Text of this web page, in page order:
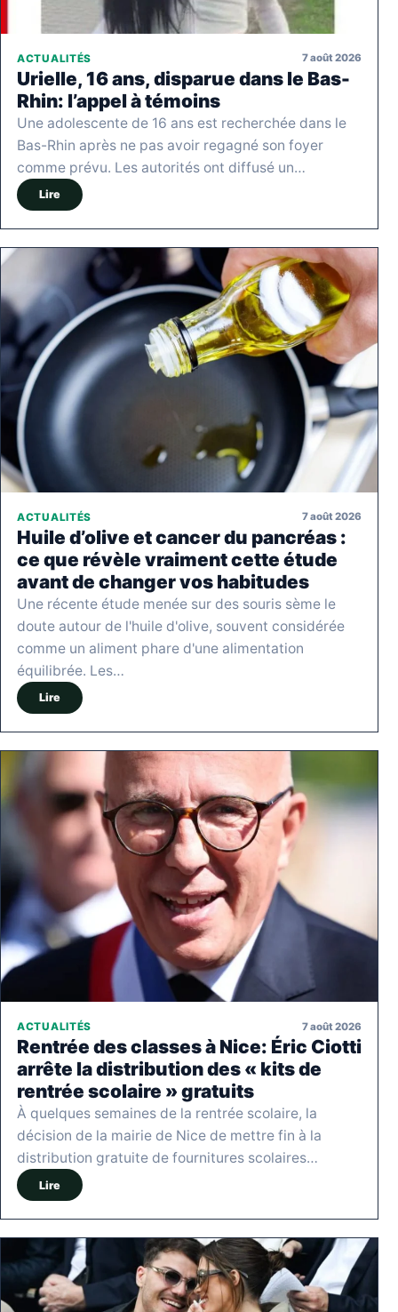
ACTUALITÉS 7 août 2026
Urielle, 16 ans, disparue dans le Bas-
Rhin: l’appel à témoins
Une adolescente de 16 ans est recherchée dans le
Bas-Rhin après ne pas avoir regagné son foyer
comme prévu. Les autorités ont diffusé un…
Lire
ACTUALITÉS 7 août 2026
Huile d’olive et cancer du pancréas :
ce que révèle vraiment cette étude
avant de changer vos habitudes
Une récente étude menée sur des souris sème le
doute autour de l'huile d'olive, souvent considérée
comme un aliment phare d'une alimentation
équilibrée. Les…
Lire
ACTUALITÉS 7 août 2026
Rentrée des classes à Nice: Éric Ciotti
arrête la distribution des « kits de
rentrée scolaire » gratuits
À quelques semaines de la rentrée scolaire, la
décision de la mairie de Nice de mettre fin à la
distribution gratuite de fournitures scolaires…
Lire